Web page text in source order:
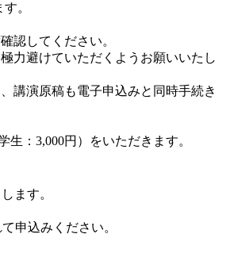
。
認してください。
力避けていただくようお願いいたし
講演原稿も電子申込みと同時手続き
：3,000円）をいただきます。
ます。
申込みください。